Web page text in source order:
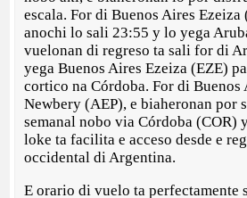
escala. For di Buenos Aires
anochi lo sali 23:55 y lo yega
vuelonan di regreso ta sali for di
yega Buenos Aires Ezeiza (EZE)
cortico na Córdoba. For di Buenos
Newbery (AEP), e biaheronan por
semanal nobo via Córdoba (COR)
loke ta facilita e acceso desde e
occidental di Argentina.
E orario di vuelo ta perfectamente